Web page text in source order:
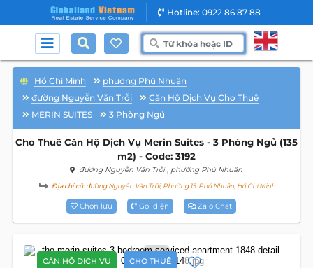
Hotline: 0922 86 87 88
Hồ Chí Minh
phường Phú Nhuận
đường Nguyễn Văn Trỗi
Căn Hộ Dịch Vụ Cho Thuê
MERIN SUITES
3 Phòng Ngủ
Cho Thuê Căn Hộ Dịch Vụ Merin Suites - 3 Phòng Ngủ (135
m2) - Code: 3192
đường Nguyễn Văn Trỗi , phường Phú Nhuận
Địa chỉ cũ:đường Nguyễn Văn Trỗi, Phường 15, Phú Nhuận, Hồ Chí Minh
Chọn lưu Gọi điện Zalo Chat
CĂN HỘ DỊCH VỤ CHO THUÊ
10